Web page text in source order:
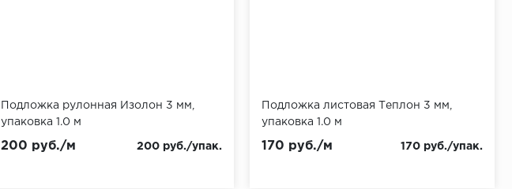
Подложка рулонная Изолон 3 мм,
упаковка 1.0 м
200 руб./м 200 руб./упак.
Подложка листовая Теплон 3 мм,
упаковка 1.0 м
170 руб./м 170 руб./упак.